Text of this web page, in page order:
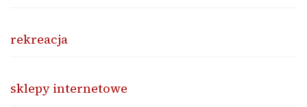
rekreacja
sklepy internetowe